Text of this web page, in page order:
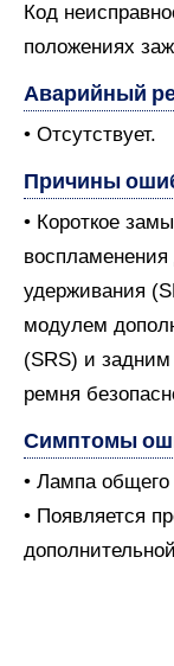
Код
положениях
Аварийный
• Отсутствует.
Причины
• Короткое
удерживания
модулем
(SRS) и
ремня
Симптомы
• Лампа общего
• Появляется